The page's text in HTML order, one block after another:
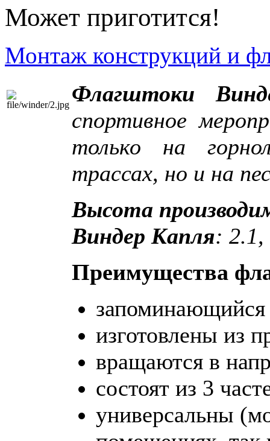
Может приготится!
Монтаж конструкций и
Флагштоки
спортивное
только на
трассах, но и на
Высота
Виндер Капля: 2.1,
Преимущества
запоминающийся
изготовлены из
вращаются в
состоят из 3
универсальны